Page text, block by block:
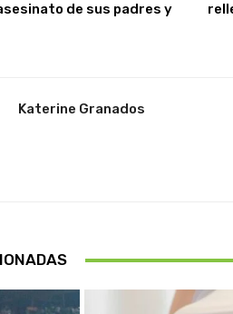
de sus padres y
Katerine Granados